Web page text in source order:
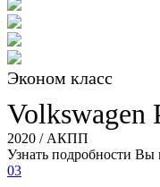
Эконом класс
Volkswagen
2020 / АКПП
Узнать подробности Вы
03